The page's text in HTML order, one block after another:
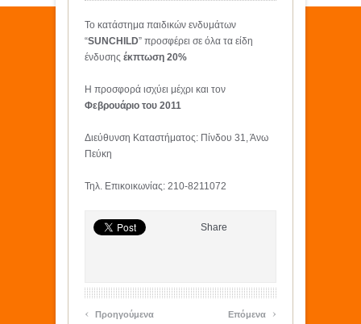
Το κατάστημα παιδικών ενδυμάτων
“SUNCHILD” προσφέρει σε όλα τα είδη
ένδυσης έκπτωση 20%
Η προσφορά ισχύει μέχρι και τον
Φεβρουάριο του 2011
Διεύθυνση Καταστήματος: Πίνδου 31, Άνω
Πεύκη
Τηλ. Επικοικωνίας: 210-8211072
Share
‹ Προηγούμενα Επόμενα ›